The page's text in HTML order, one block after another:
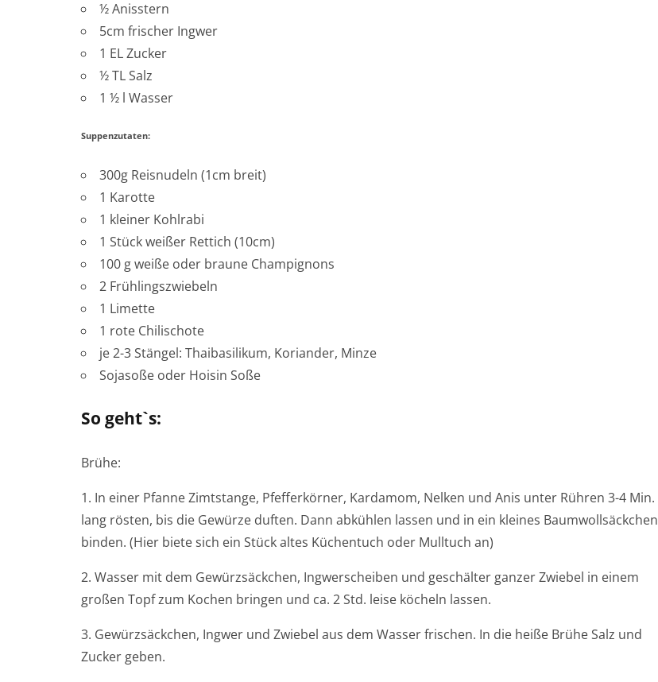
½ Anisstern
5cm frischer Ingwer
1 EL Zucker
½ TL Salz
1 ½ l Wasser
Suppenzutaten:
300g Reisnudeln (1cm breit)
1 Karotte
1 kleiner Kohlrabi
1 Stück weißer Rettich (10cm)
100 g weiße oder braune Champignons
2 Frühlingszwiebeln
1 Limette
1 rote Chilischote
je 2-3 Stängel: Thaibasilikum, Koriander, Minze
Sojasoße oder Hoisin Soße
So geht`s:
Brühe:
In einer Pfanne Zimtstange, Pfefferkörner, Kardamom, Nelken und Anis unter Rühren 3-4 Min.
lang rösten, bis die Gewürze duften. Dann abkühlen lassen und in ein kleines Baumwollsäckchen
binden. (Hier biete sich ein Stück altes Küchentuch oder Mulltuch an)
2. Wasser mit dem Gewürzsäckchen, Ingwerscheiben und geschälter ganzer Zwiebel in einem
großen Topf zum Kochen bringen und ca. 2 Std. leise köcheln lassen.
3. Gewürzsäckchen, Ingwer und Zwiebel aus dem Wasser frischen. In die heiße Brühe Salz und
Zucker geben.